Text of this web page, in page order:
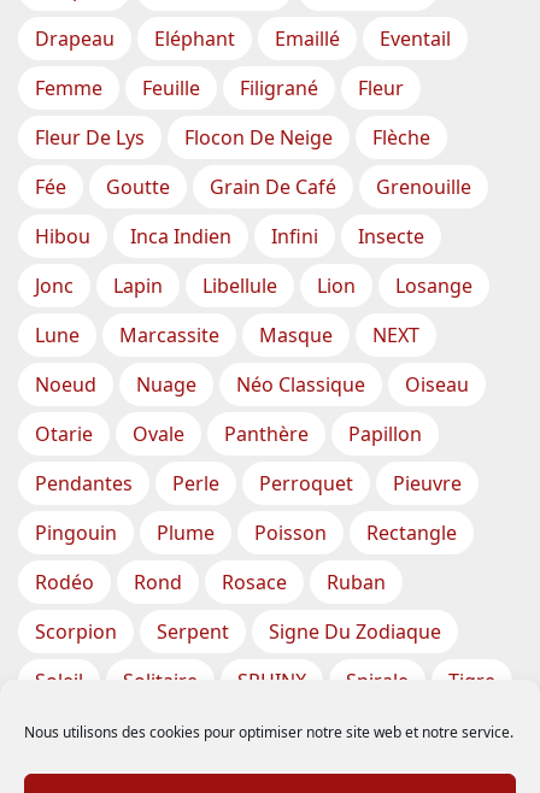
Nous utilisons des cookies pour optimiser notre site web et notre service.
Drapeau
Eléphant Emaillé
Eventail
Femme
Feuille Filigrané
Fleur
Fleur De Lys
Flocon De Neige
Flèche
Fée
Goutte Grain De Café
Grenouille
Hibou
Inca Indien Infini
Insecte
Jonc
Lapin Libellule Lion
Losange
Lune
Marcassite Masque
NEXT
Noeud
Nuage Néo Classique
Oiseau
Otarie
Ovale Panthère
Papillon
Pendantes
Perle Perroquet
Pieuvre
Pingouin
Plume Poisson
Rectangle
Rodéo
Rond Rosace
Ruban
Scorpion
Serpent
Signe Du Zodiaque
Soleil
Solitaire SPHINX Spirale
Tigre
Torsade
Tortue Train
Tresse
Triangle
Trèfle Tête Vase Étoile